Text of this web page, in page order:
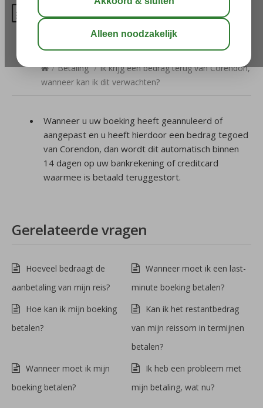
Ik krijg een bedrag terug van
Corendon, wanneer kan ik dit
verwachten?
/ Betaling / Ik krijg een bedrag terug van Corendon,
wanneer kan ik dit verwachten?
Wanneer u uw boeking heeft geannuleerd of
aangepast en u heeft hierdoor een bedrag tegoed
van Corendon, dan wordt dit automatisch binnen
14 dagen op uw bankrekening of creditcard
waarmee is betaald teruggestort.
Gerelateerde vragen
Hoeveel bedraagt de
aanbetaling van mijn reis?
Wanneer moet ik een last-
minute boeking betalen?
Hoe kan ik mijn boeking
betalen?
Kan ik het restantbedrag
van mijn reissom in termijnen
betalen?
Wanneer moet ik mijn
boeking betalen?
Ik heb een probleem met
mijn betaling, wat nu?